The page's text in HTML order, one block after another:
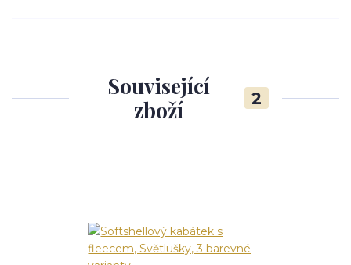
Související
zboží
2